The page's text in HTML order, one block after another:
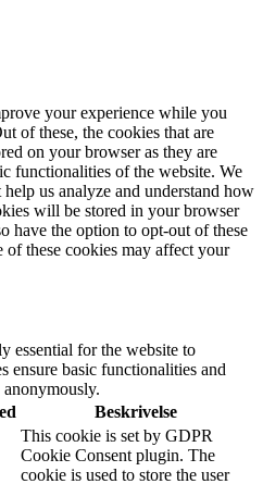
your experience while you
of these, the cookies that are
on your browser as they are
functionalities of the website. We
us analyze and understand how
will be stored in your browser
have the option to opt-out of these
these cookies may affect your
essential for the website to
ensure basic functionalities and
Beskrivelse
This cookie is set by GDPR
Cookie Consent plugin. The
cookie is used to store the user